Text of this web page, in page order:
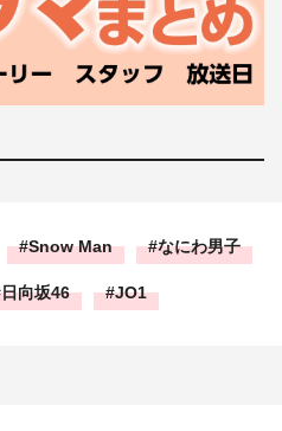
Snow Man なにわ男子
日向坂46 JO1